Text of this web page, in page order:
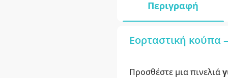
Περιγραφή
Εορταστική κούπα
Προσθέστε μια πινελιά